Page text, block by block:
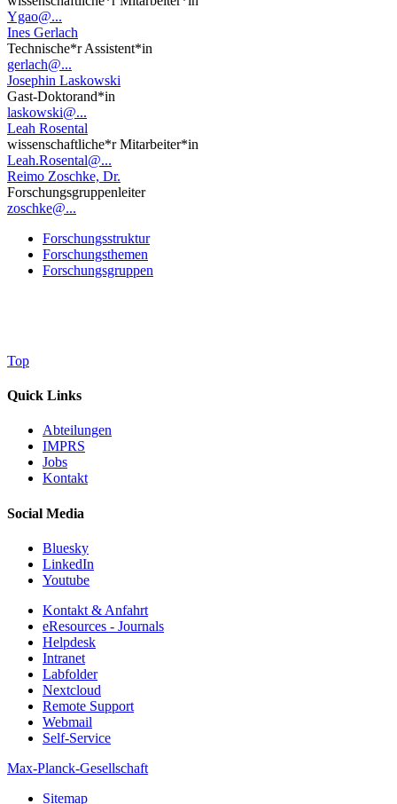
Ygao@...
Ines Gerlach
Technische*r Assistent*in
gerlach@...
Josephin Laskowski
Gast-Doktorand*in
laskowski@...
Leah Rosental
wissenschaftliche*r Mitarbeiter*in
Leah.Rosental@...
Reimo Zoschke, Dr.
Forschungsgruppenleiter
zoschke@...
Forschungsstruktur
Forschungsthemen
Forschungsgruppen
Top
Quick Links
Abteilungen
IMPRS
Jobs
Kontakt
Social Media
Bluesky
LinkedIn
Youtube
Kontakt & Anfahrt
eResources - Journals
Helpdesk
Intranet
Labfolder
Nextcloud
Remote Support
Webmail
Self-Service
Max-Planck-Gesellschaft
Sitemap